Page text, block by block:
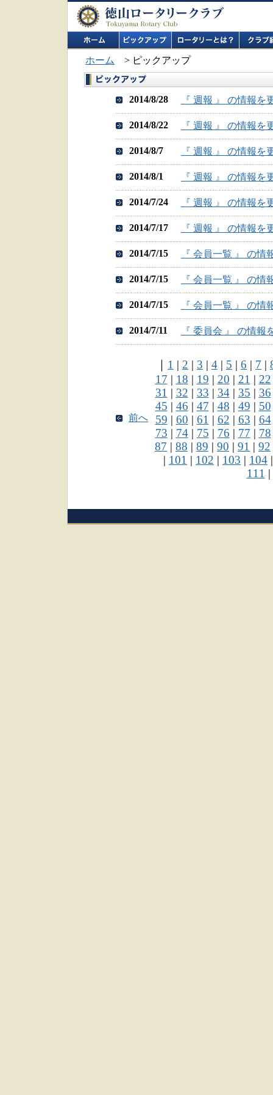
ホーム > ピックアップ
2014/8/28 『 週報 』 の情報を
2014/8/22 『 週報 』 の情報を
2014/8/7 『 週報 』 の情報を
2014/8/1 『 週報 』 の情報を
2014/7/24 『 週報 』 の情報を
2014/7/17 『 週報 』 の情報を
2014/7/15 『 会員一覧 』 の情
2014/7/15 『 会員一覧 』 の情
2014/7/15 『 会員一覧 』 の情
2014/7/11 『 委員会 』 の情報
前へ
1 | 2 | 3 | 4 | 5 | 6 | 7 |
17 | 18 | 19 | 20 | 21 | 22
31 | 32 | 33 | 34| 35 | 36
45 | 46 | 47 | 48 | 49 | 50
59 | 60 | 61 | 62 | 63 | 64
73 | 74| 75 | 76 | 77 | 78
87 | 88 | 89 | 90 | 91 | 92
| 101 | 102 | 103 | 104
111 |